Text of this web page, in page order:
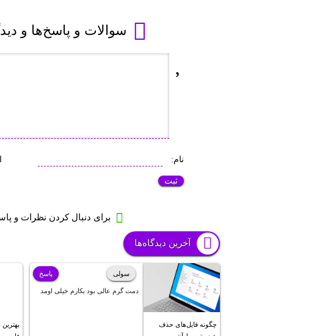
سوالات و پاسخ‌ها و
نام:
برای دنبال کردن نظرات و
آخرین دیدگاه‌ها
چگونه فایل‌های حذف
سولی
دمت گرم عالی بود بکارم خیلی اومد
پاسخ